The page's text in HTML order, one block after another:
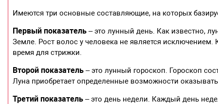
Имеются три основные составляющие, на которых
Первый показатель – это лунный день. Как известно,
Земле. Рост волос у человека не является
время для стрижки.
Второй показатель – это лунный гороскоп. Гороскоп
Луна приобретает определенные возможности
Третий показатель – это день недели. Каждый день